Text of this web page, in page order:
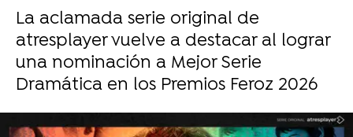
La aclamada serie original de
atresplayer vuelve a destacar al lograr
una nominación a Mejor Serie
Dramática en los Premios Feroz 2026